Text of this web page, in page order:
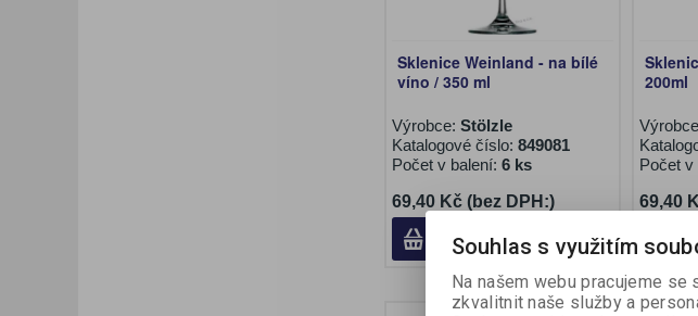
Sklenice Weinland - na bílé
víno / 350 ml
Výrobce: Stölzle
Katalogové číslo: 849081
Počet v balení: 6 ks
69,40 Kč (bez DPH:)
Koupit
200ml
Počet v
69,40
Souhlas s využitím
Na našem webu pracujeme
zkvalitnit naše služby a